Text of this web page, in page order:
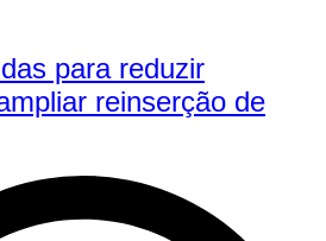
para reduzir
reinserção de